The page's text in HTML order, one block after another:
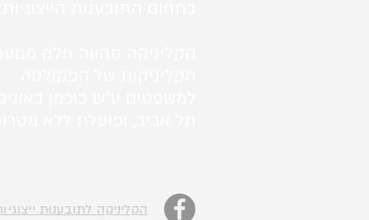
הקליניקה לתובענות